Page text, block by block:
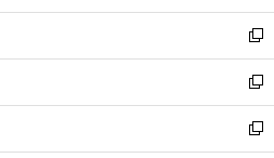
開
く
ウ
で
開
く
ン
ド
ウ
で
開
く
ウ
ィ
ン
ド
ウ
で
開
新
し
い
ウ
ィ
ン
新
し
い
新